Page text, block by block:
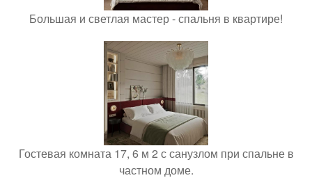
Большая и светлая мастер - спальня в квартире!
Гостевая комната 17, 6 м 2 с санузлом при спальне в
частном доме.